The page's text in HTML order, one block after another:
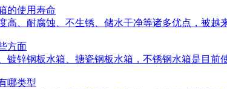
的使用寿命
高、耐腐蚀、不生锈、储水干净等诸多优点，被越
方面
镀锌钢板水箱、搪瓷钢板水箱，不锈钢水箱是目前
哪类型